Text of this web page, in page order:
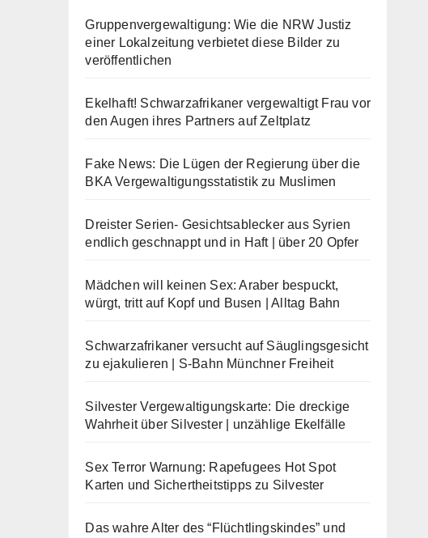
Gruppenvergewaltigung: Wie die NRW Justiz
einer Lokalzeitung verbietet diese Bilder zu
veröffentlichen
Ekelhaft! Schwarzafrikaner vergewaltigt Frau vor
den Augen ihres Partners auf Zeltplatz
Fake News: Die Lügen der Regierung über die
BKA Vergewaltigungsstatistik zu Muslimen
Dreister Serien- Gesichtsablecker aus Syrien
endlich geschnappt und in Haft | über 20 Opfer
Mädchen will keinen Sex: Araber bespuckt,
würgt, tritt auf Kopf und Busen | Alltag Bahn
Schwarzafrikaner versucht auf Säuglingsgesicht
zu ejakulieren | S-Bahn Münchner Freiheit
Silvester Vergewaltigungskarte: Die dreckige
Wahrheit über Silvester | unzählige Ekelfälle
Sex Terror Warnung: Rapefugees Hot Spot
Karten und Sichertheitstipps zu Silvester
Das wahre Alter des “Flüchtlingskindes” und